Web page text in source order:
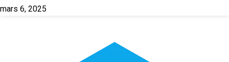
mars 6, 2025